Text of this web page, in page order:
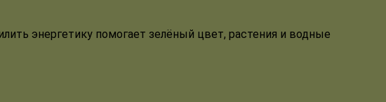
энергетику помогает зелёный цвет, растения и водные